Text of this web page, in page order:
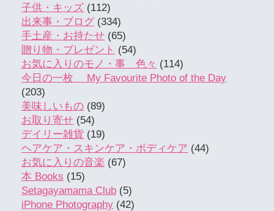
子供・キッズ (112)
出来事・ブログ (334)
手土産・お持たせ (65)
贈り物・プレゼント (54)
お気に入りのモノ・事 色々 (114)
今日の一枚 My Favourite Photo of the Day
(203)
美味しいもの (89)
お取り寄せ (54)
デイリー雑貨 (19)
ヘアケア・スキンケア・ボディケア (44)
お気に入りの音楽 (67)
本 Books (15)
Setagayamama Club (5)
iPhone Photography (42)